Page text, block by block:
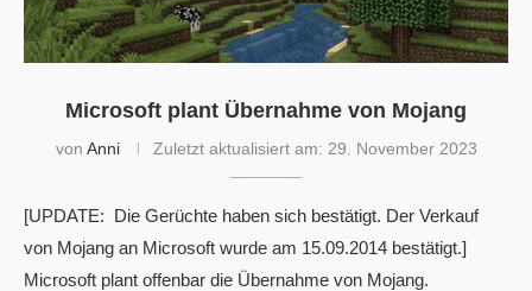
Microsoft plant Übernahme von Mojang
von Anni Zuletzt aktualisiert am: 29. November 2023
[UPDATE: Die Gerüchte haben sich bestätigt. Der Verkauf
von Mojang an Microsoft wurde am 15.09.2014 bestätigt.]
Microsoft plant offenbar die Übernahme von Mojang.